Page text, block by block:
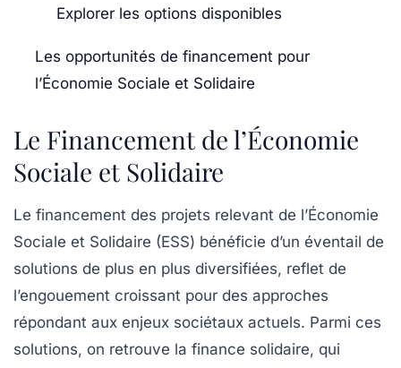
Explorer les options disponibles
Les opportunités de financement pour
l’Économie Sociale et Solidaire
Le Financement de l’Économie
Sociale et Solidaire
Le financement des projets relevant de l’Économie
Sociale et Solidaire (ESS) bénéficie d’un éventail de
solutions de plus en plus diversifiées, reflet de
l’engouement croissant pour des approches
répondant aux enjeux sociétaux actuels. Parmi ces
solutions, on retrouve la finance solidaire, qui